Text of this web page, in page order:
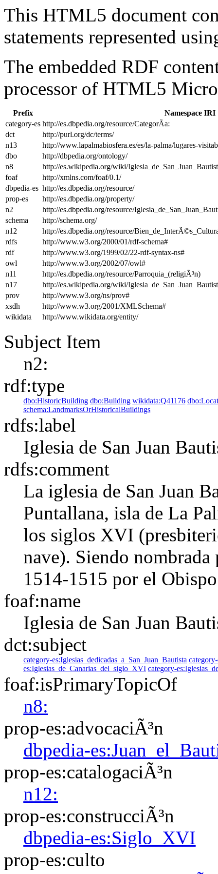
This HTML5 document
statements represented
The embedded RDF
processor of HTML5
Prefix
Namespace IRI
category-es http://es.dbpedia.org/resource/CategorÃ­a:
dct
http://purl.org/dc/terms/
n13
http://www.lapalmabiosfera.es/es/la-palma/lugares-
dbo
http://dbpedia.org/ontology/
n8
http://es.wikipedia.org/wiki/
foaf
http://xmlns.com/foaf/0.1/
dbpedia-es http://es.dbpedia.org/resource/
prop-es
http://es.dbpedia.org/property/
n2
http://es.dbpedia.org/resource/
schema
http://schema.org/
n12
http://es.dbpedia.org/resource/
rdfs
http://www.w3.org/2000/01/rdf-schema#
rdf
http://www.w3.org/1999/02/22-rdf-syntax-ns#
owl
http://www.w3.org/2002/07/owl#
n11
http://es.dbpedia.org/resource/Parroquia_(religiÃ³n)
n17
http://es.wikipedia.org/wiki/
prov
http://www.w3.org/ns/prov#
xsdh
http://www.w3.org/2001/XMLSchema#
wikidata
http://www.wikidata.org/entity/
Subject Item
n2:
rdf:type
dbo:HistoricBuilding dbo:Building wikidata:Q41176
schema:LandmarksOrHistoricalBuildings
rdfs:label
Iglesia de San Juan
rdfs:comment
La iglesia de San Juan
Puntallana, isla de La
los siglos XVI
nave). Siendo
1514-1515 por el
foaf:name
Iglesia de San Juan
dct:subject
category-es:Iglesias_dedicadas_a_San_Juan_Bautista
es:Iglesias_de_Canarias_del_siglo_XVI category-
foaf:isPrimaryTopicOf
n8:
prop-es:advocaciÃ³n
dbpedia-
prop-es:catalogaciÃ³n
n12:
prop-es:construcciÃ³n
dbpedia-es:Siglo_XVI
prop-es:culto